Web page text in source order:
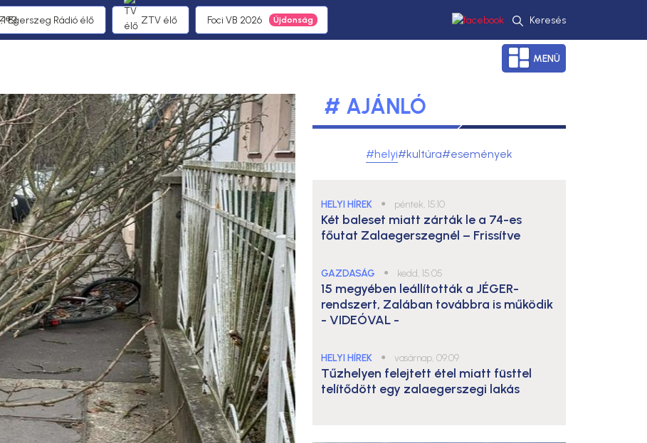
Egerszeg Rádió élő ZTV élő Foci VB 2026 Keresés
MENÜ
# AJÁNLÓ
#helyi#kultúra#események
HELYI HÍREK ● péntek, 15:10
Két baleset miatt zárták le a 74-es
főutat Zalaegerszegnél – Frissítve
GAZDASÁG ● kedd, 15:05
15 megyében leállították a JÉGER-
rendszert, Zalában továbbra is működik
- VIDEÓVAL -
HELYI HÍREK ● vasárnap, 09:09
Tűzhelyen felejtett étel miatt füsttel
telítődött egy zalaegerszegi lakás